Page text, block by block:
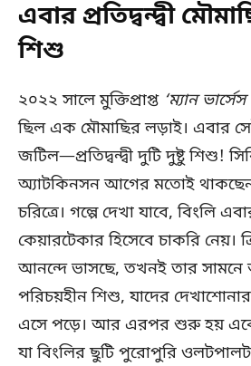
এবার প্রতিদ্বন্দ্বী
শিশু
২০২২ সালে মুক্তিপ্রাপ্ত ‘ম্যান ভার্সেস
ছিল এক মৌমাছির লড়াই। এবার
জটিল—প্রতিদ্বন্দ্বী দুটি দুষ্টু শিশু!
অ্যাটকিনসন আগের মতোই থাকছেন
চরিত্রে। গল্পে দেখা যাবে, বিংলি
কেয়ারটেকার হিসেবে চাকরি নেয়।
আনন্দে ভাসছে, তখনই তার
পরিচয়হীন শিশু, যাদের দেখাশোনার
এসে পড়ে। আর এরপর শুরু হয়
যা বিংলির ছুটি পুরোপুরি